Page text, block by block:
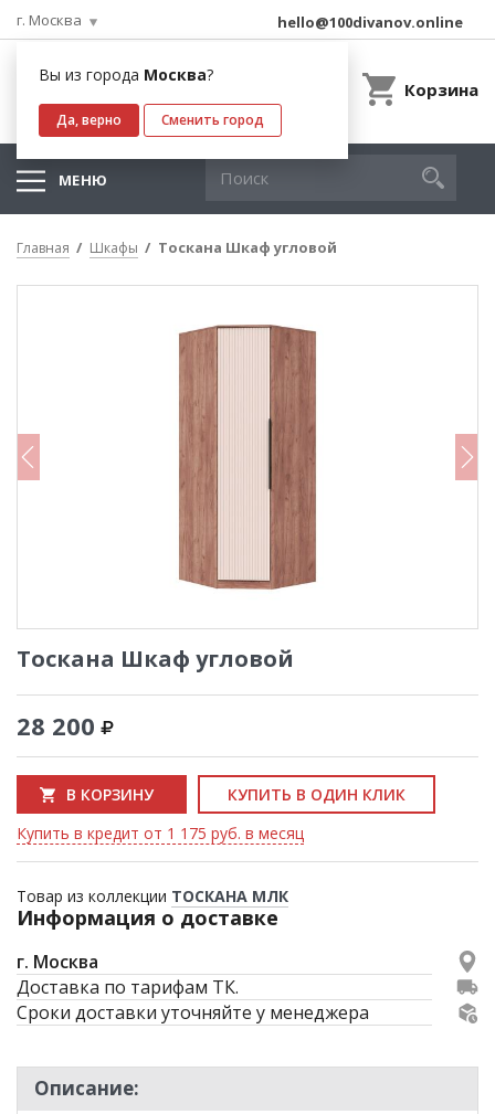
г. Москва
Вы из города Москва?
Да, верно Сменить город
hello@100divanov.online
Корзина
МЕНЮ
Главная Шкафы Тоскана Шкаф угловой
Тоскана Шкаф угловой
28 200
В КОРЗИНУ
КУПИТЬ В ОДИН КЛИК
Купить в кредит от 1 175 руб. в месяц
Товар из коллекции ТОСКАНА МЛК
Информация о доставке
г. Москва
Доставка по тарифам ТК.
Сроки доставки уточняйте у менеджера
Описание: